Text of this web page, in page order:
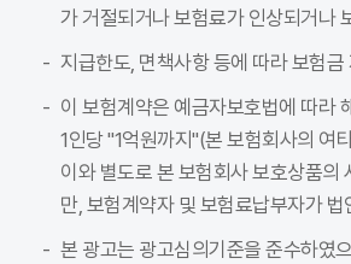
가 거절되거나 보험료가 인상되거나
지급한도, 면책사항 등에 따라 보험
이 보험계약은 예금자보호법에 따라
1인당 "1억원까지"(본 보험회사의 여
이와 별도로 본 보험회사 보호상품의
만, 보험계약자 및 보험료납부자가
본 광고는 광고심의기준을 준수하였